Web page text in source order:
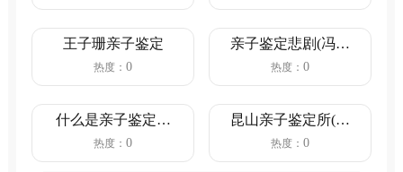
王子珊亲子鉴定
热度：0
亲子鉴定悲剧(冯绍
峰做亲子鉴定)
热度： 0
什么是亲子鉴定亲
子鉴定分为哪几种
热度：0
昆山亲子鉴定所(昆
山中医院可以做亲
热度： 0